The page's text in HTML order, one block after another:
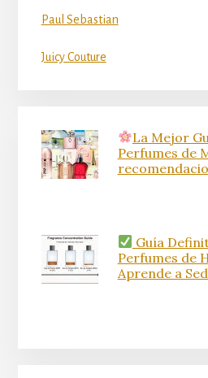
Paul Sebastian
Juicy Couture
La Mejor
Perfumes de
Guía
Perfumes de
Aprende a